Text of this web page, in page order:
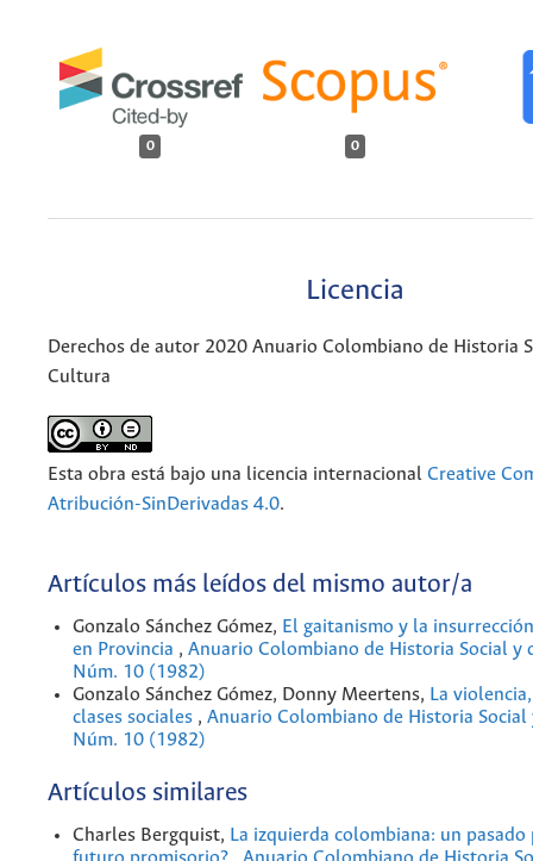
0 0
Licencia
Derechos de autor 2020 Anuario Colombiano de Historia
Cultura
Esta obra está bajo una licencia internacional Creative
Atribución-SinDerivadas 4.0.
Artículos más leídos del mismo autor/a
Gonzalo Sánchez Gómez, El gaitanismo y la
en Provincia , Anuario Colombiano de Historia Social y
Núm. 10 (1982)
Gonzalo Sánchez Gómez, Donny Meertens, La
clases sociales , Anuario Colombiano de Historia
Núm. 10 (1982)
Artículos similares
Charles Bergquist, La izquierda colombiana: un pasado